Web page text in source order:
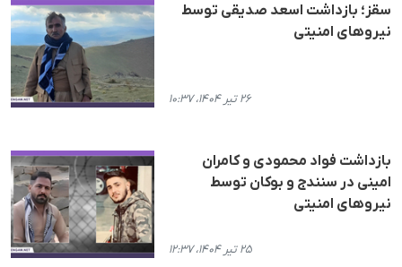
سقز؛ بازداشت اسعد صدیقی توسط
نیروهای امنیتی
۲۶ تیر ۱۴۰۴، ۱۰:۳۷
بازداشت فواد محمودی و کامران
امینی در سنندج و بوکان توسط
نیروهای امنیتی
۲۵ تیر ۱۴۰۴، ۱۲:۳۷